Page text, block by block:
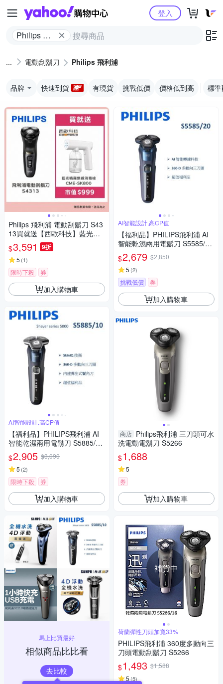
Yahoo購物中心
Philips 飛
登入
電動刮鬍刀 Philips 飛利浦
品牌 快速到貨 有現貨 挑戰低價 價格低到高 標
Philips 飛利浦 電動刮鬍刀 S43
13買就送【西歐科技】藍光噴
霧無線消毒槍CME-SK800
$3,591 9折
5 (1)
限時下殺 券
加入購物車
AI智能設計,高CP值
【福利品】PHILIPS飛利浦 AI
智能乾濕兩用電鬍刀 S5885/10
(一年保固)
$2,905 $3,090
5 (2)
限時下殺 券
加入購物車
馬上比買最好
相似商品比比看
去比較
AI智能設計,高CP值
【福利品】PHILIPS飛利浦 AI
智能乾濕兩用電鬍刀 S5585/20
(一年保固)
$2,679 $2,850
5 (2)
挑戰低價 券
加入購物車
商店 Philips飛利浦 三刀頭可水
洗電動電鬍刀 S5266
$1,688
5
券
加入購物車
補貨中
荷蘭彈性刀頭加寬33%
PHILIPS飛利浦 360度多動向三
刀頭電動刮鬍刀 S5266
$1,493 $1,588
5(5)